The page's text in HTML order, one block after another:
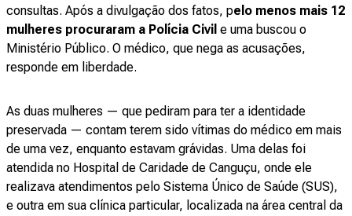
consultas. Após a divulgação dos fatos, pelo menos mais 12
mulheres procuraram a Polícia Civil e uma buscou o
Ministério Público. O médico, que nega as acusações,
responde em liberdade.
As duas mulheres — que pediram para ter a identidade
preservada — contam terem sido vítimas do médico em mais
de uma vez, enquanto estavam grávidas. Uma delas foi
atendida no Hospital de Caridade de Canguçu, onde ele
realizava atendimentos pelo Sistema Único de Saúde (SUS),
e outra em sua clínica particular, localizada na área central da